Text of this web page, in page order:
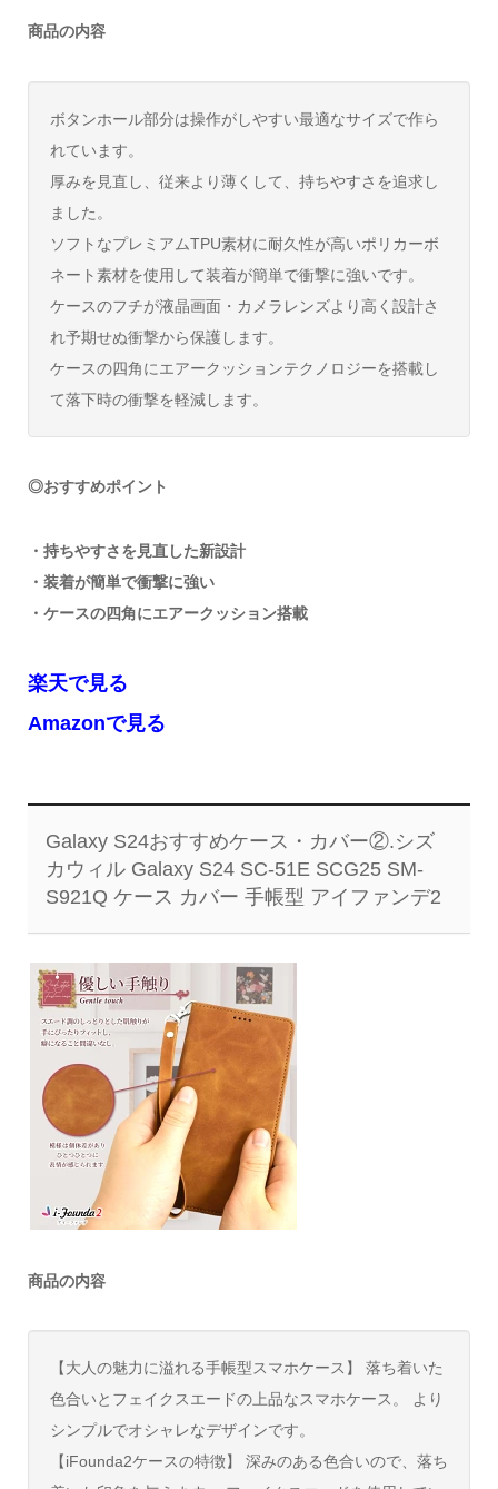
商品の内容
ボタンホール部分は操作がしやすい最適なサイズで作ら
れています。
厚みを見直し、従来より薄くして、持ちやすさを追求し
ました。
ソフトなプレミアムTPU素材に耐久性が高いポリカーボ
ネート素材を使用して装着が簡単で衝撃に強いです。
ケースのフチが液晶画面・カメラレンズより高く設計さ
れ予期せぬ衝撃から保護します。
ケースの四角にエアークッションテクノロジーを搭載し
て落下時の衝撃を軽減します。
◎おすすめポイント
・持ちやすさを見直した新設計
・装着が簡単で衝撃に強い
・ケースの四角にエアークッション搭載
楽天で見る
Amazonで見る
Galaxy S24おすすめケース・カバー②.シズ
カウィル Galaxy S24 SC-51E SCG25 SM-
S921Q ケース カバー 手帳型 アイファンデ2
商品の内容
【大人の魅力に溢れる手帳型スマホケース】 落ち着いた
色合いとフェイクスエードの上品なスマホケース。 より
シンプルでオシャレなデザインです。
【iFounda2ケースの特徴】 深みのある色合いので、落ち